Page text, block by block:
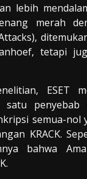
lebih
merah
tetapi
ESET
satu penyebab
semua-nol
KRACK.
bahwa